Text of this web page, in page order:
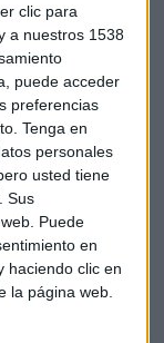
clic para
a nuestros 1538
puede acceder
preferencias
Tenga en
personales
usted tiene
Sus
Puede
en
haciendo clic en
la página web.
el índice
como una
que el nivel
con fuerza
recomendar
indica que
prudente
Unidos.